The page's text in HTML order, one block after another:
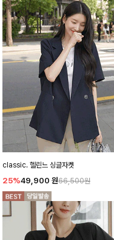
classic. 헬린느 싱글자켓
25%49,900 원66,500원